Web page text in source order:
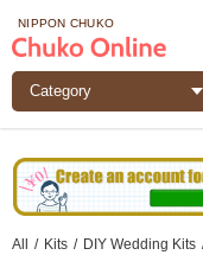
NIPPON CHUKO
All / Kits / DIY Wedding Kits